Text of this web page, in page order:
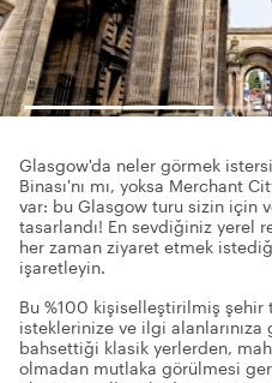
Glasgow'da neler görmek
Binası'nı mı, yoksa Merchant
var: bu Glasgow turu sizin için
tasarlandı! En sevdiğiniz yerel
her zaman ziyaret etmek
işaretleyin.
Bu %100 kişiselleştirilmiş şehir
isteklerinize ve ilgi
bahsettiği klasik yerlerden,
olmadan mutlaka görülmesi